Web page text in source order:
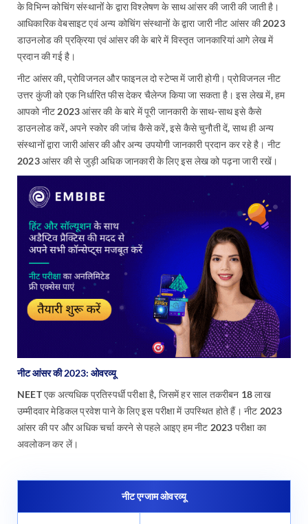
के विभिन्न कोचिंग संस्थानोंं के द्वारा विश्लेषण के साथ आंसर की जारी की जाती है।
आधिकारिक वेबसाइट एवं अन्य कोचिंग संस्थानों के द्वारा जारी नीट आंसर की 2023
डाउनलोड की प्रक्रिया एवं आंसर की के बारे में विस्तृत जानकारियां आगे लेख में
प्रदान की गई है।
नीट आंसर की, प्रोविजनल और फाइनल दो स्टेप्स में जारी होगी। प्रोविजनल नीट
उत्तर कुंजी को एक निर्धारित फीस देकर चैलेन्ज किया जा सकता है। इस लेख में, हम
आपको नीट 2023 आंसर की के बारे में पूरी जानकारी के साथ-साथ इसे कैसे
डाउनलोड करें, अपने स्कोर की जांच कैसे करें, इसे कैसे चुनौती दें, साथ ही अन्य
संस्थानों द्वारा जारी आंसर की और अन्य उपयोगी जानकारी प्रदान कर रहे है। नीट
2023 आंसर की से जुड़ी अधिक जानकारी के लिए इस लेख को पढ़ना जारी रखें।
नीट आंसर की 2023: ओवरव्यू
NEET एक अत्यधिक प्रतिस्पर्धी परीक्षा है, जिसमें हर साल तकरीबन 18 लाख
उम्मीदवार मेडिकल प्रवेश पाने के लिए इस परीक्षा में उपस्थित होते हैं। नीट 2023
आंसर की पर और अधिक चर्चा करने से पहले आइए हम नीट 2023 परीक्षा का
अवलोकन कर लें।
नीट एग्जाम ओवरव्यू